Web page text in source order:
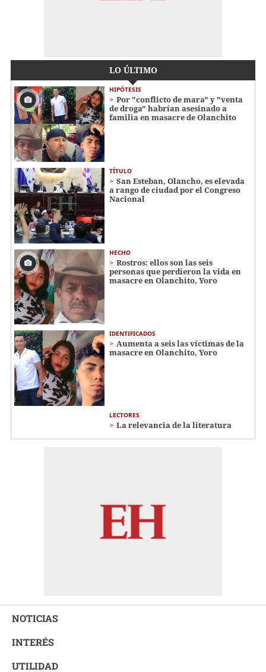
LO ÚLTIMO
HIPÓTESIS
Por "conflicto de mara" y "venta
de droga" habrían asesinado a
familia en masacre de Olanchito
TÍTULO
San Esteban, Olancho, es elevada
a rango de ciudad por el Congreso
Nacional
HECHO
Rostros: ellos son las seis
personas que perdieron la vida en
masacre en Olanchito, Yoro
IDENTIFICADOS
Aumenta a seis las víctimas de la
masacre en Olanchito, Yoro
LECTORES
La relevancia de la literatura
NOTICIAS
INTERÉS
UTILIDAD